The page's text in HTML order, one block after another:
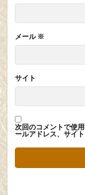
メール ※
サイト
次回のコメントで使
ールアドレス、サイト